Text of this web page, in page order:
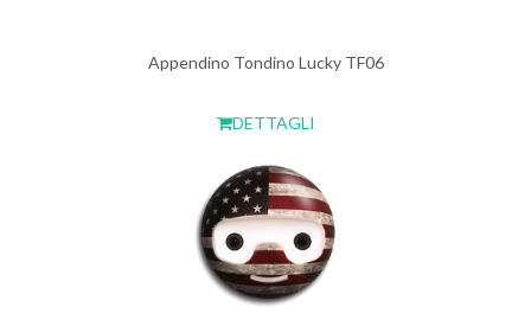
Appendino Tondino Lucky TF06
DETTAGLI